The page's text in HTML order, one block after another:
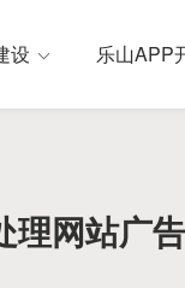
设 乐山APP
网站广